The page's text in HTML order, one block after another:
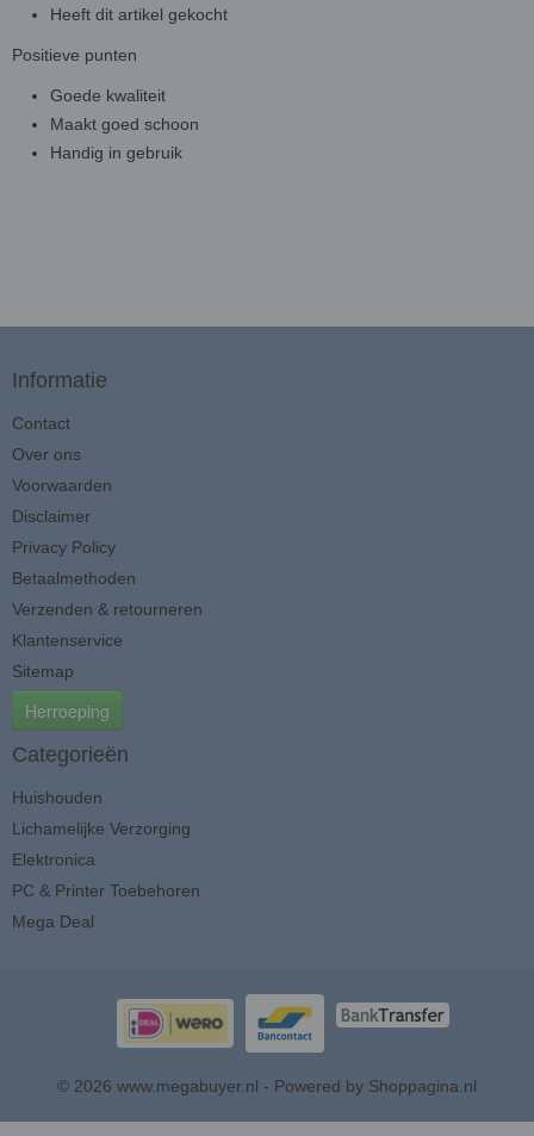
Heeft dit artikel gekocht
Positieve punten
Goede kwaliteit
Maakt goed schoon
Handig in gebruik
Informatie
Contact
Over ons
Voorwaarden
Disclaimer
Privacy Policy
Betaalmethoden
Verzenden & retourneren
Klantenservice
Sitemap
Herroeping
Categorieën
Huishouden
Lichamelijke Verzorging
Elektronica
PC & Printer Toebehoren
Mega Deal
© 2026 www.megabuyer.nl - Powered by Shoppagina.nl